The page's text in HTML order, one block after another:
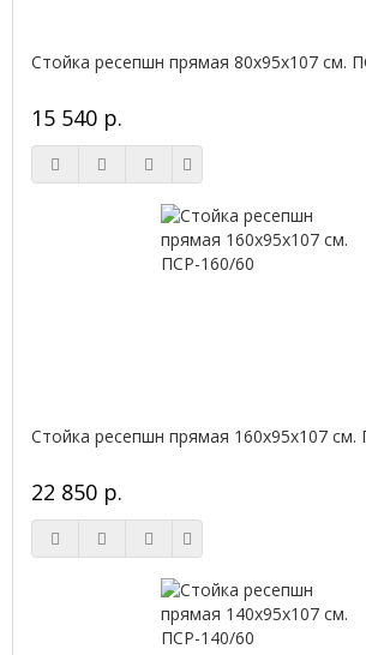
Стойка ресепшн прямая 80х95х107 см.
15 540 р.
Стойка ресепшн прямая 160х95х107 см.
22 850 р.